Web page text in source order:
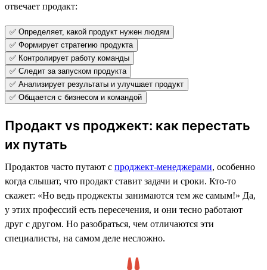
отвечает продакт:
✅ Определяет, какой продукт нужен людям
✅ Формирует стратегию продукта
✅ Контролирует работу команды
✅ Следит за запуском продукта
✅ Анализирует результаты и улучшает продукт
✅ Общается с бизнесом и командой
Продакт vs проджект: как перестать
их путать
Продактов часто путают с проджект-менеджерами, особенно
когда слышат, что продакт ставит задачи и сроки. Кто-то
скажет: «Но ведь проджекты занимаются тем же самым!» Да,
у этих профессий есть пересечения, и они тесно работают
друг с другом. Но разобраться, чем отличаются эти
специалисты, на самом деле несложно.